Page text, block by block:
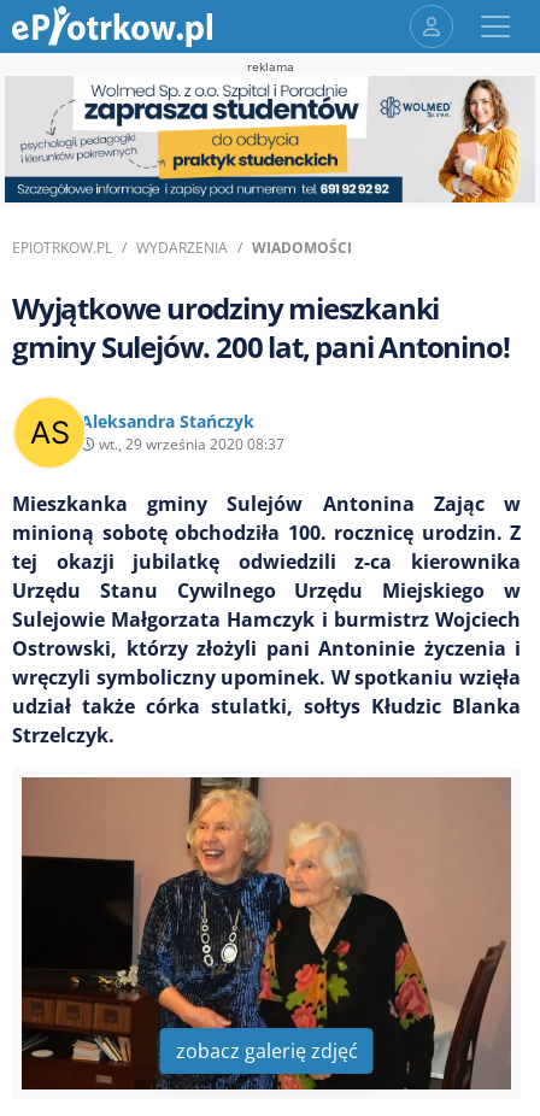
reklama
EPIOTRKOW.PL WYDARZENIA WIADOMOŚCI
Wyjątkowe urodziny mieszkanki
gminy Sulejów. 200 lat, pani Antonino!
Aleksandra Stańczyk
wt., 29 września 2020 08:37
Mieszkanka gminy Sulejów Antonina Zając w
minioną sobotę obchodziła 100. rocznicę urodzin. Z
tej okazji jubilatkę odwiedzili z-ca kierownika
Urzędu Stanu Cywilnego Urzędu Miejskiego w
Sulejowie Małgorzata Hamczyk i burmistrz Wojciech
Ostrowski, którzy złożyli pani Antoninie życzenia i
wręczyli symboliczny upominek. W spotkaniu wzięła
udział także córka stulatki, sołtys Kłudzic Blanka
Strzelczyk.
zobacz galerię zdjęć